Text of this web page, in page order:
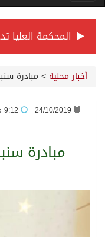
سمو ولي
أخبار محلية > مبادرة
24/10/2019
مبادرة